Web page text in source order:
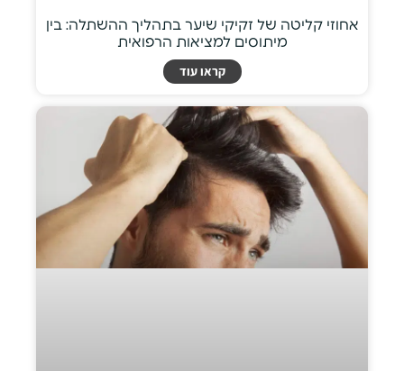
אחוזי קליטה של זקיקי שיער בתהליך ההשתלה: בין
מיתוסים למציאות הרפואית
קראו עוד